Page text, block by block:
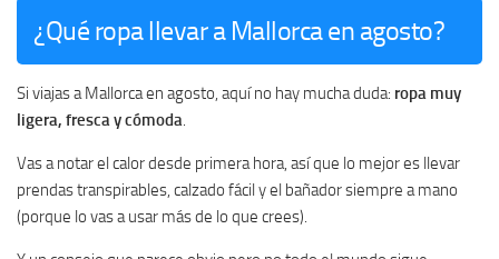
¿Qué ropa llevar a Mallorca en agosto?
Si viajas a Mallorca en agosto, aquí no hay mucha duda: ropa muy
ligera, fresca y cómoda
Vas a notar el calor desde primera hora, así que lo mejor es llevar
prendas transpirables, calzado fácil y el bañador siempre a mano
(porque lo vas a usar más de lo que crees).